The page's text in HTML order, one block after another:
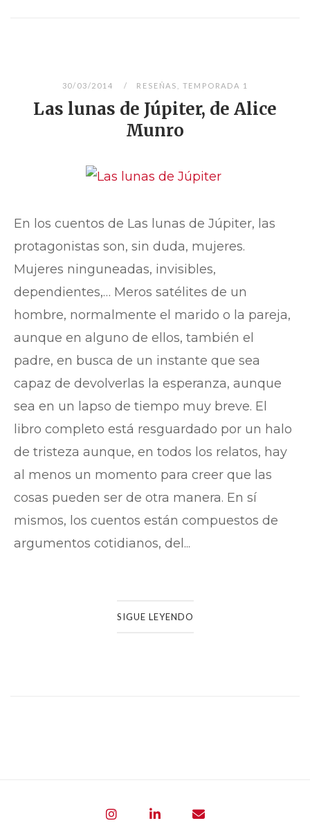
30/03/2014 RESEÑAS TEMPORADA 1
Las lunas de Júpiter, de Alice
Munro
En los cuentos de Las lunas de Júpiter, las
protagonistas son, sin duda, mujeres.
Mujeres ninguneadas, invisibles,
dependientes,… Meros satélites de un
hombre, normalmente el marido o la pareja,
aunque en alguno de ellos, también el
padre, en busca de un instante que sea
capaz de devolverlas la esperanza, aunque
sea en un lapso de tiempo muy breve. El
libro completo está resguardado por un halo
de tristeza aunque, en todos los relatos, hay
al menos un momento para creer que las
cosas pueden ser de otra manera. En sí
mismos, los cuentos están compuestos de
argumentos cotidianos, del...
SIGUE LEYENDO